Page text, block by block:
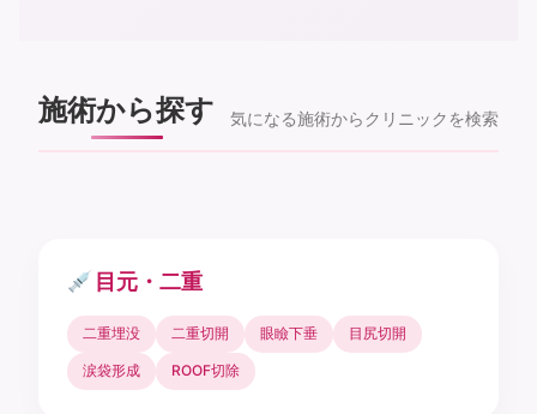
施術から探す 気になる施術からクリニックを検索
目元・二重
二重埋没 二重切開 眼瞼下垂 目尻切開
涙袋形成 ROOF切除